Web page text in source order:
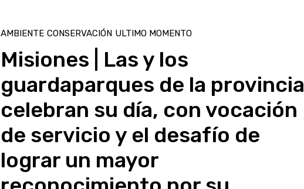
AMBIENTE CONSERVACIÓN ULTIMO MOMENTO
Misiones | Las y los
guardaparques de la provincia
celebran su día, con vocación
de servicio y el desafío de
lograr un mayor